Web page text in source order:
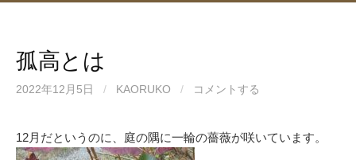
孤高とは
2022年12月5日 / KAORUKO / コメントする
12月だというのに、庭の隅に一輪の薔薇が咲いています。